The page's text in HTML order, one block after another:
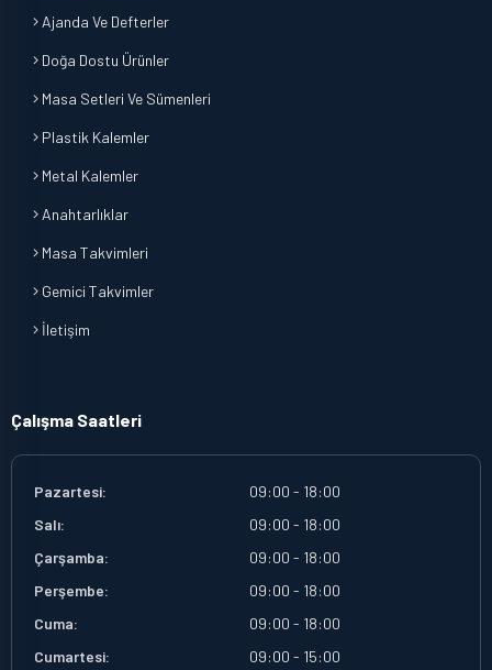
Ajanda Ve Defterler
Doğa Dostu Ürünler
Masa Setleri Ve Sümenleri
Plastik Kalemler
Metal Kalemler
Anahtarlıklar
Masa Takvimleri
Gemici Takvimler
İletişim
Çalışma Saatleri
Pazartesi:
09:00 - 18:00
Salı:
09:00 - 18:00
Çarşamba:
09:00 - 18:00
Perşembe:
09:00 - 18:00
Cuma:
09:00 - 18:00
Cumartesi:
09:00 - 15:00